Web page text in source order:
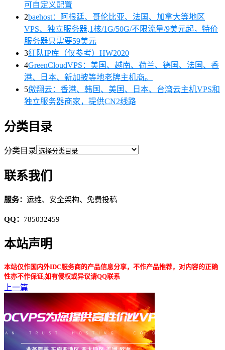
可自定义配置
2baehost：阿根廷、哥伦比亚、法国、加拿大等地区
VPS、独立服务器,1核/1G/50G/不限流量/9美元起，特价
服务器只需要59美元
3红队IP库（仅参考）HW2020
4GreenCloudVPS：美国、越南、荷兰、德国、法国、香
港、日本、新加披等地老牌主机商。
5傲翔云：香港、韩国、美国、日本、台湾云主机VPS和
独立服务器商家，提供CN2线路
分类目录
分类目录
联系我们
服务： 运维、安全架构、免费投稿
QQ： 785032459
本站声明
本站仅作国内外IDC服务商的产品信息分享，不作产品推荐，对内容的正确
性亦不作保证,如有侵权或异议请QQ联系
上一篇